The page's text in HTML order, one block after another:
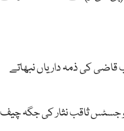
قاضی کی ذمہ داریاں نبھاتے
کی ویب سائٹ کے مطابق جسٹس گلزار احمد نے 21 دسمبر 2019ء کو جسٹس ثاقب نثار کی جگہ چیف